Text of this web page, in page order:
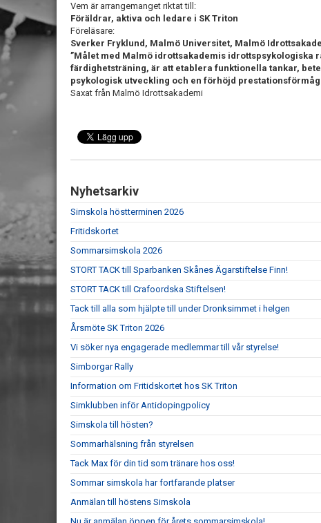
Vem är arrangemanget riktat till:
Föräldrar, aktiva och ledare i SK Triton
Föreläsare:
Sverker Fryklund, Malmö Universitet, Malmö
”Målet med Malmö idrottsakademis idrottspsykologiska
färdighetsträning, är att etablera funktionella tankar,
psykologisk utveckling och en förhöjd
Saxat från Malmö Idrottsakademi
Nyhetsarkiv
Simskola höstterminen 2026
Fritidskortet
Sommarsimskola 2026
STORT TACK till Sparbanken Skånes Ägarstiftelse Finn!
STORT TACK till Crafoordska Stiftelsen!
Tack till alla som hjälpte till under Dronksimmet i helgen
Årsmöte SK Triton 2026
Vi söker nya engagerade medlemmar till vår styrelse!
Simborgar Rally
Information om Fritidskortet hos SK Triton
Simklubben inför Antidopingpolicy
Simskola till hösten?
Sommarhälsning från styrelsen
Tack Max för din tid som tränare hos oss!
Sommar simskola har fortfarande platser
Anmälan till höstens Simskola